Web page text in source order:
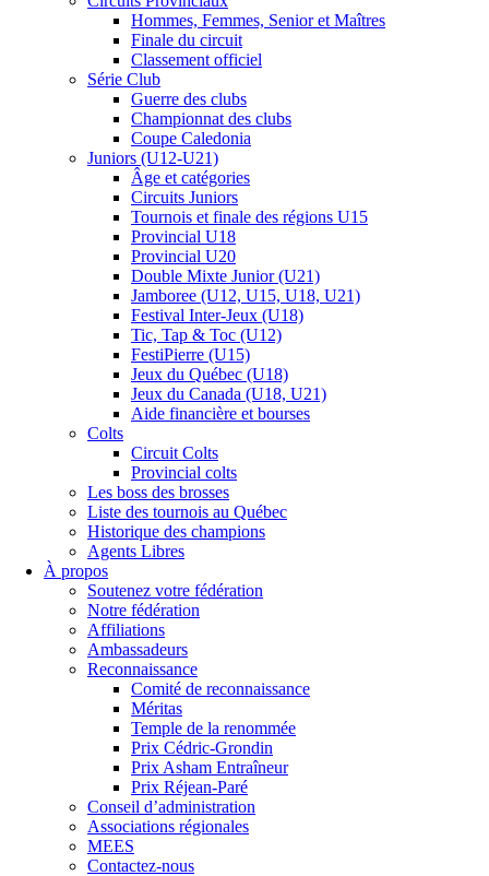
Hommes, Femmes, Senior et Maîtres
Finale du circuit
Classement officiel
Série Club
Guerre des clubs
Championnat des clubs
Coupe Caledonia
Juniors (U12-U21)
Âge et catégories
Circuits Juniors
Tournois et finale des régions U15
Provincial U18
Provincial U20
Double Mixte Junior (U21)
Jamboree (U12, U15, U18, U21)
Festival Inter-Jeux (U18)
Tic, Tap & Toc (U12)
FestiPierre (U15)
Jeux du Québec (U18)
Jeux du Canada (U18, U21)
Aide financière et bourses
Colts
Circuit Colts
Provincial colts
Les boss des brosses
Liste des tournois au Québec
Historique des champions
Agents Libres
À propos
Soutenez votre fédération
Notre fédération
Affiliations
Ambassadeurs
Reconnaissance
Comité de reconnaissance
Méritas
Temple de la renommée
Prix Cédric-Grondin
Prix Asham Entraîneur
Prix Réjean-Paré
Conseil d’administration
Associations régionales
MEES
Contactez-nous